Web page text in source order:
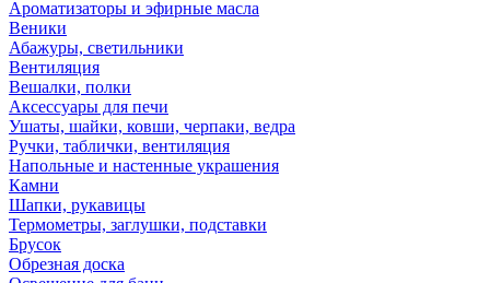
Ароматизаторы и эфирные масла
Веники
Абажуры, светильники
Вентиляция
Вешалки, полки
Аксессуары для печи
Ушаты, шайки, ковши, черпаки, ведра
Ручки, таблички, вентиляция
Напольные и настенные украшения
Камни
Шапки, рукавицы
Термометры, заглушки, подставки
Брусок
Обрезная доска